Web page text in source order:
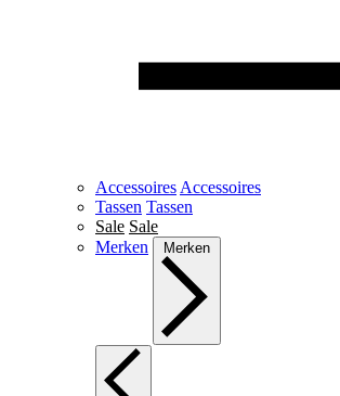
Accessoires Accessoires
Tassen Tassen
Sale Sale
Merken
Merken